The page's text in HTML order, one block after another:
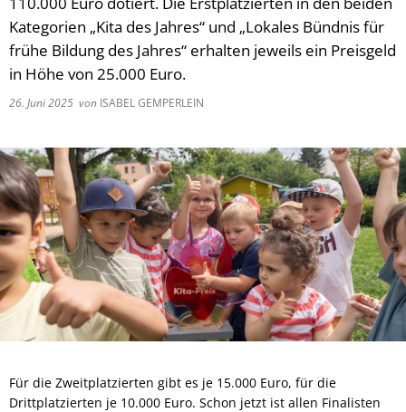
Kategorien „Kita des Jahres“ und „Lokales Bündnis für
frühe Bildung des Jahres“ erhalten jeweils ein Preisgeld
in Höhe von 25.000 Euro.
26. Juni 2025 von ISABEL GEMPERLEIN
Für die Zweitplatzierten gibt es je 15.000 Euro, für die
Drittplatzierten je 10.000 Euro. Schon jetzt ist allen Finalisten